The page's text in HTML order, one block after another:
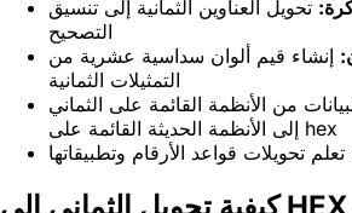
تحويل العناوين الثمانية إلى تنسيق hex لأدوات
التصحيح
إنشاء قيم ألوان سداسية عشرية من
التمثيلات الثمانية
من الأنظمة القائمة على الثماني
إلى الأنظمة الحديثة القائمة على hex
تعلم تحويلات قواعد الأرقام وتطبيقاتها